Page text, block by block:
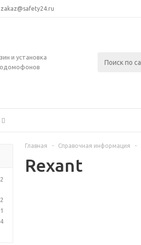
zakaz@safety24.ru
и установка
2
2
1
4
Главная - Справочная информация -
Rexant